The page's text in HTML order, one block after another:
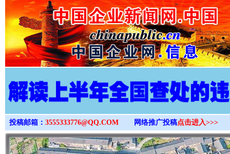
>
投稿邮箱： 3555333776@QQ.COM 网络推广投稿点击进入>>>